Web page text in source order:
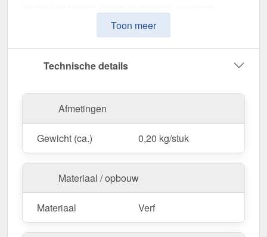
Waarom Reparatiestift | Tube | 20 ml?
Perfect passende kleur– In Grijs
aluminiumkleurig (RAL9007) voor een
Gemakkelijk te gebruiken– Sneldrogend en
gemakkelijk aan te brengen.
Effectieve bescherming– Dicht snijranden af &
beschermt tegen verwering.
Praktische grootte– 20 ml, ideaal voor gerichte
reparaties.
Bestel nu Reparatiestift | Tube | 20 ml – Voor
langdurige bescherming & een vlekkeloos
oppervlak!
Toon meer
Technische details
Afmetingen
Gewicht (ca.) 0,20 kg/stuk
Materiaal / opbouw
Materiaal Verf